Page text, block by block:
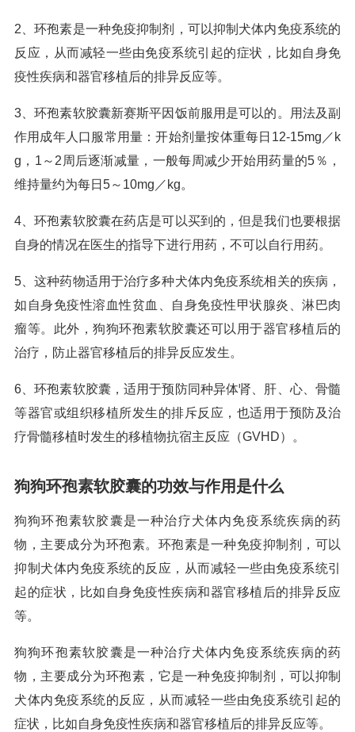
2、环孢素是一种免疫抑制剂，可以抑制犬体内免疫系统的
反应，从而减轻一些由免疫系统引起的症状，比如自身免
疫性疾病和器官移植后的排异反应等。
3、环孢素软胶囊新赛斯平因饭前服用是可以的。用法及副
作用成年人口服常用量：开始剂量按体重每日12-15mg／k
g，1～2周后逐渐减量，一般每周减少开始用药量的5％，
维持量约为每日5～10mg／kg。
4、环孢素软胶囊在药店是可以买到的，但是我们也要根据
自身的情况在医生的指导下进行用药，不可以自行用药。
5、这种药物适用于治疗多种犬体内免疫系统相关的疾病，
如自身免疫性溶血性贫血、自身免疫性甲状腺炎、淋巴肉
瘤等。此外，狗狗环孢素软胶囊还可以用于器官移植后的
治疗，防止器官移植后的排异反应发生。
6、环孢素软胶囊，适用于预防同种异体肾、肝、心、骨髓
等器官或组织移植所发生的排斥反应，也适用于预防及治
疗骨髓移植时发生的移植物抗宿主反应（GVHD）。
狗狗环孢素软胶囊的功效与作用是什么
狗狗环孢素软胶囊是一种治疗犬体内免疫系统疾病的药
物，主要成分为环孢素。环孢素是一种免疫抑制剂，可以
抑制犬体内免疫系统的反应，从而减轻一些由免疫系统引
起的症状，比如自身免疫性疾病和器官移植后的排异反应
等。
狗狗环孢素软胶囊是一种治疗犬体内免疫系统疾病的药
物，主要成分为环孢素，它是一种免疫抑制剂，可以抑制
犬体内免疫系统的反应，从而减轻一些由免疫系统引起的
症状，比如自身免疫性疾病和器官移植后的排异反应等。